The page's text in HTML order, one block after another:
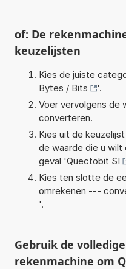
of: De
keuzelijsten
Kies de juiste
Bytes / Bits
'.
Voer vervolgens de
converteren.
Kies uit de
de waarde die u
geval 'Quectobit SI
Kies ten slotte de
omrekenen ---
'.
Gebruik de
rekenmachine om